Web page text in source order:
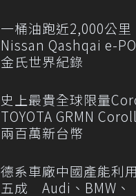
一桶油跑近2,000公里
Nissan Qashqai e-
金氏世界紀錄
史上最貴全球限量
TOYOTA GRMN
兩百萬新台幣
德系車廠中國產能利
五成 Audi、BMW、